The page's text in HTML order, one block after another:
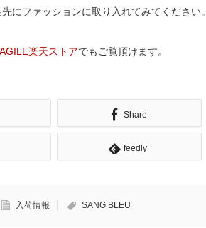
にファッションに取り入れてみてください。
楽天ストアでもご覧頂けます。
Share
feedly
入荷情報 SANG BLEU